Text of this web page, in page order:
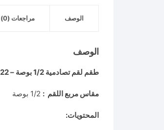
الوصف مراجعات (0)
الوصف
طقم لقم تصادمية 1/2 بوصة – 22 قطعة
مقاس مربع اللقم :
المحتويات: